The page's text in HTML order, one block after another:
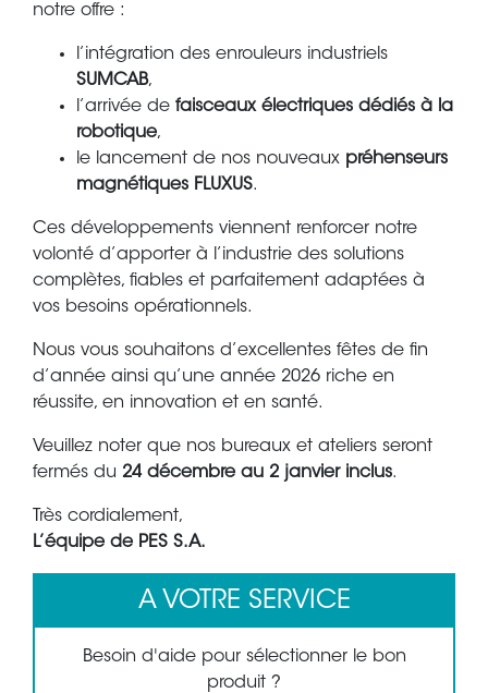
notre offre :
l’intégration des enrouleurs industriels
SUMCAB,
l’arrivée de faisceaux électriques dédiés à la
robotique,
le lancement de nos nouveaux préhenseurs
magnétiques FLUXUS.
Ces développements viennent renforcer notre
volonté d’apporter à l’industrie des solutions
complètes, fiables et parfaitement adaptées à
vos besoins opérationnels.
Nous vous souhaitons d’excellentes fêtes de fin
d’année ainsi qu’une année 2026 riche en
réussite, en innovation et en santé.
Veuillez noter que nos bureaux et ateliers seront
fermés du 24 décembre au 2 janvier inclus.
Très cordialement,
L’équipe de PES S.A.
A VOTRE SERVICE
Besoin d'aide pour sélectionner le bon
produit ?